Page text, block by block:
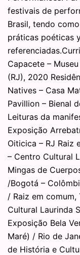
festivais de
Brasil, tendo
práticas poéticas
Capacete –
(RJ), 2020
Natives – Casa
Pavillion – Bienal
Leituras da
Exposição
Oiticica – RJ Raiz
– Centro Cultural
Mingas de
/Bogotá –
/ Raiz em
Cultural Laurinda
Exposição Bela
Maré) / Rio de
de História e